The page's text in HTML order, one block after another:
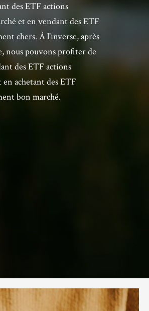
des ETF actions
et en vendant des ETF
chers. À l'inverse, après
nous pouvons profiter de
des ETF actions
achetant des ETF
bon marché.